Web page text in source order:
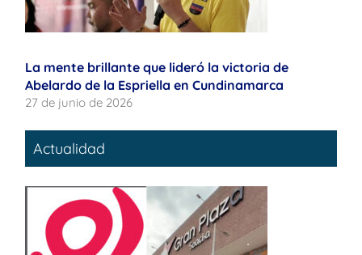
La mente brillante que lideró la victoria de
Abelardo de la Espriella en Cundinamarca
27 de junio de 2026
Actualidad